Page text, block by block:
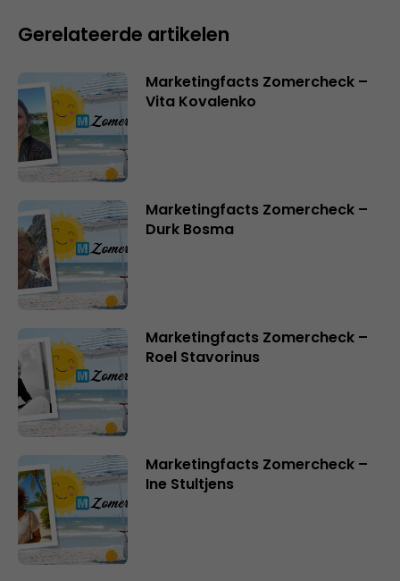
Gerelateerde artikelen
Marketingfacts Zomercheck –
Vita Kovalenko
Marketingfacts Zomercheck –
Durk Bosma
Marketingfacts Zomercheck –
Roel Stavorinus
Marketingfacts Zomercheck –
Ine Stultjens